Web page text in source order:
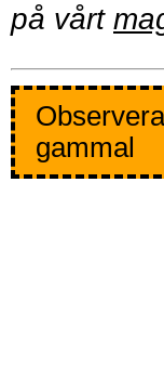
på vårt
gammal